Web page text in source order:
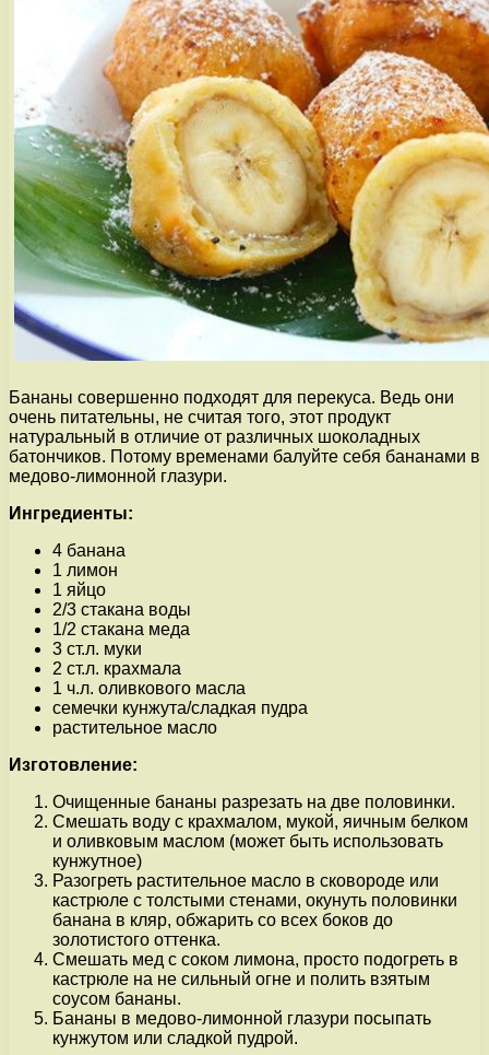
Бананы совершенно подходят для перекуса. Ведь они
очень питательны, не считая того, этот продукт
натуральный в отличие от различных шоколадных
батончиков. Потому временами балуйте себя бананами в
медово-лимонной глазури.
Ингредиенты:
4 банана
1 лимон
1 яйцо
2/3 стакана воды
1/2 стакана меда
3 ст.л. муки
2 ст.л. крахмала
1 ч.л. оливкового масла
семечки кунжута/сладкая пудра
растительное масло
Изготовление:
Очищенные бананы разрезать на две половинки.
Смешать воду с крахмалом, мукой, яичным белком
и оливковым маслом (может быть использовать
кунжутное)
Разогреть растительное масло в сковороде или
кастрюле с толстыми стенами, окунуть половинки
банана в кляр, обжарить со всех боков до
золотистого оттенка.
Смешать мед с соком лимона, просто подогреть в
кастрюле на не сильный огне и полить взятым
соусом бананы.
Бананы в медово-лимонной глазури посыпать
кунжутом или сладкой пудрой.